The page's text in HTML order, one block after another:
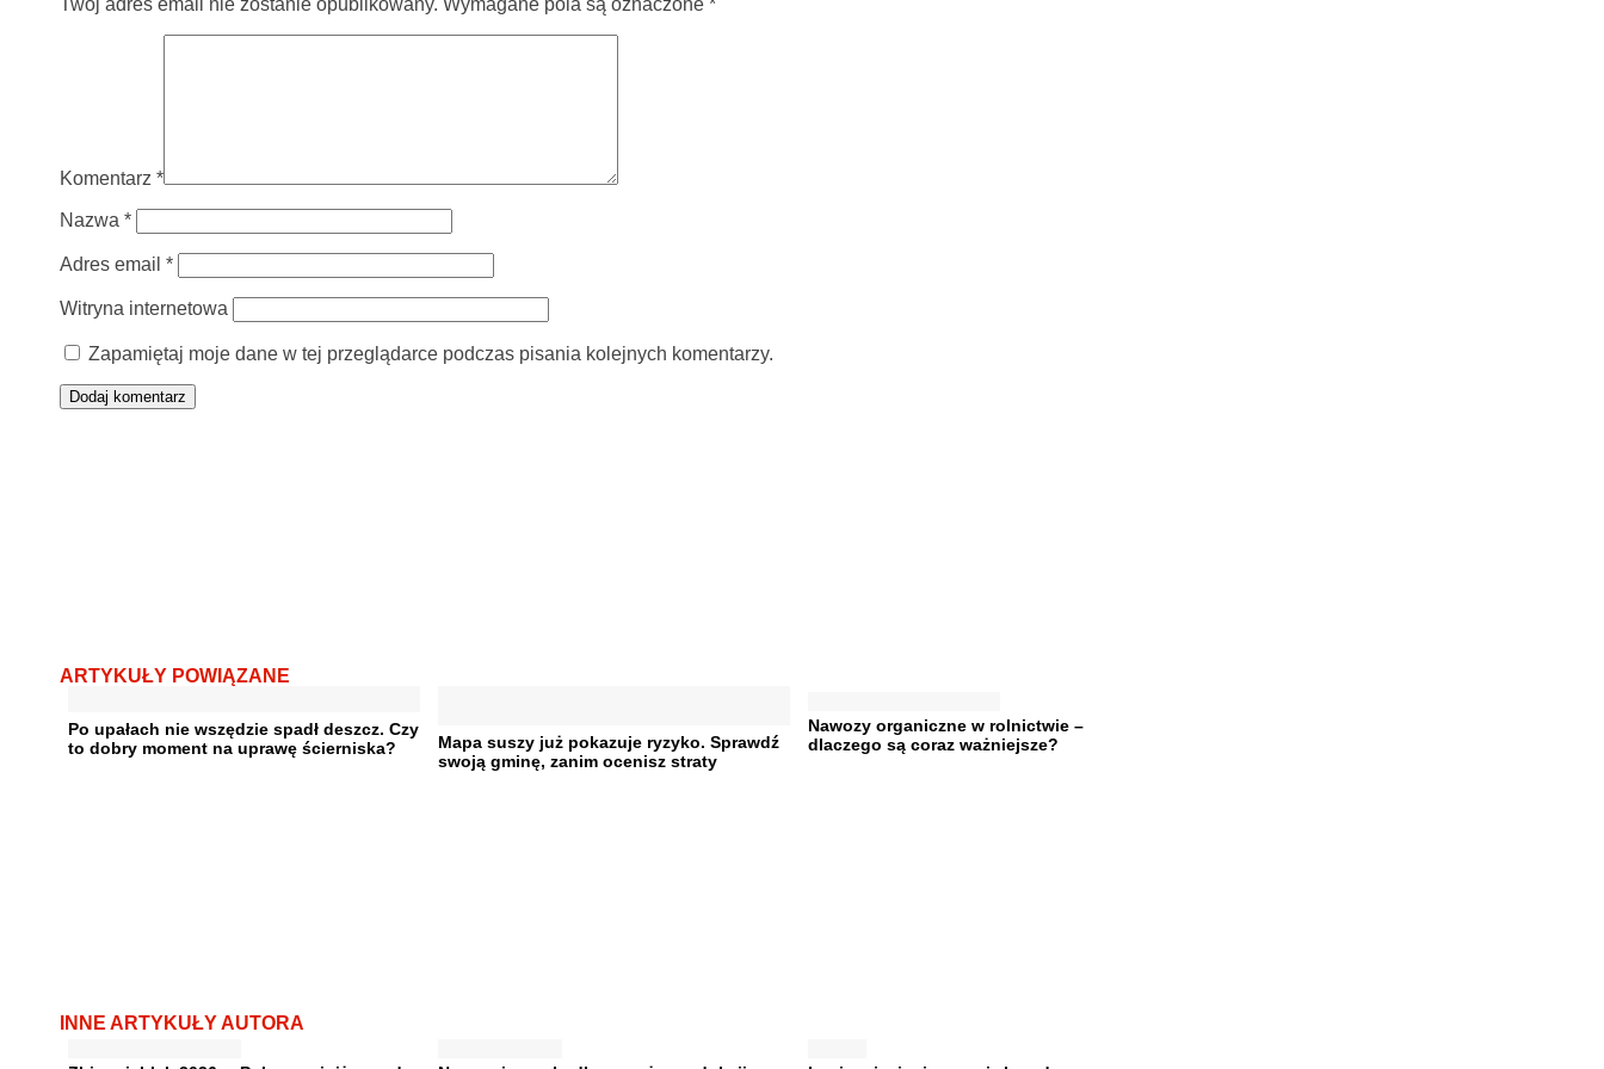
Twój adres email nie zostanie opublikowany. Wymagane pola są oznaczone *
Komentarz *
Nazwa *
Adres email *
Witryna internetowa
Zapamiętaj moje dane w tej przeglądarce podczas pisania kolejnych komentarzy.
ARTYKUŁY POWIĄZANE
Po upałach nie wszędzie spadł deszcz. Czy
to dobry moment na uprawę ścierniska?
Mapa suszy już pokazuje ryzyko. Sprawdź
swoją gminę, zanim ocenisz straty
Nawozy organiczne w rolnictwie –
dlaczego są coraz ważniejsze?
INNE ARTYKUŁY AUTORA